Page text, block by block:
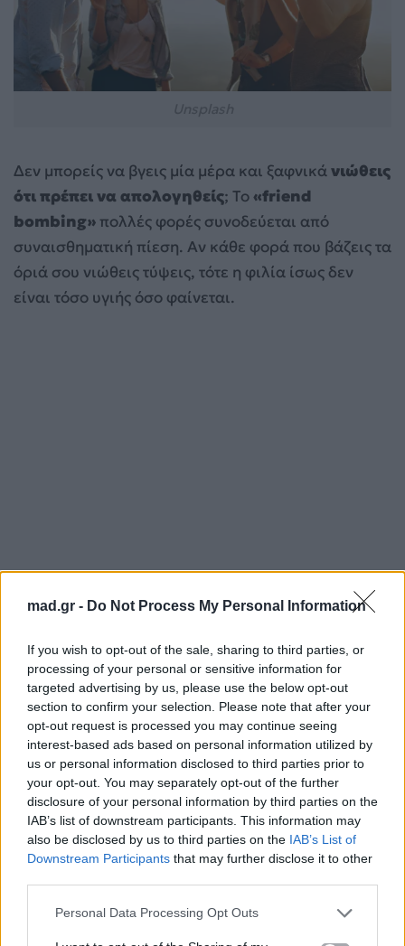
mad.gr - Do Not Process My Personal Information
If you wish to opt-out of the sale, sharing to third parties, or
processing of your personal or sensitive information for
targeted advertising by us, please use the below opt-out
section to confirm your selection. Please note that after your
opt-out request is processed you may continue seeing
interest-based ads based on personal information utilized by
us or personal information disclosed to third parties prior to
your opt-out. You may separately opt-out of the further
disclosure of your personal information by third parties on the
IAB’s list of downstream participants. This information may
also be disclosed by us to third parties on the IAB’s List of
Downstream Participants that may further disclose it to other
Personal Data Processing Opt Outs
Δεν μπορείς να βγεις μία μέρα και ξαφνικάνιώθεις
ότι πρέπει να απολογηθείς; Το«friend
bombing» πολλές φορές συνοδεύεται από
συναισθηματική πίεση. Αν κάθε φορά που βάζεις τα
όριά σου νιώθεις τύψεις, τότε η φιλία ίσως δεν
είναι τόσο υγιής όσο φαίνεται.